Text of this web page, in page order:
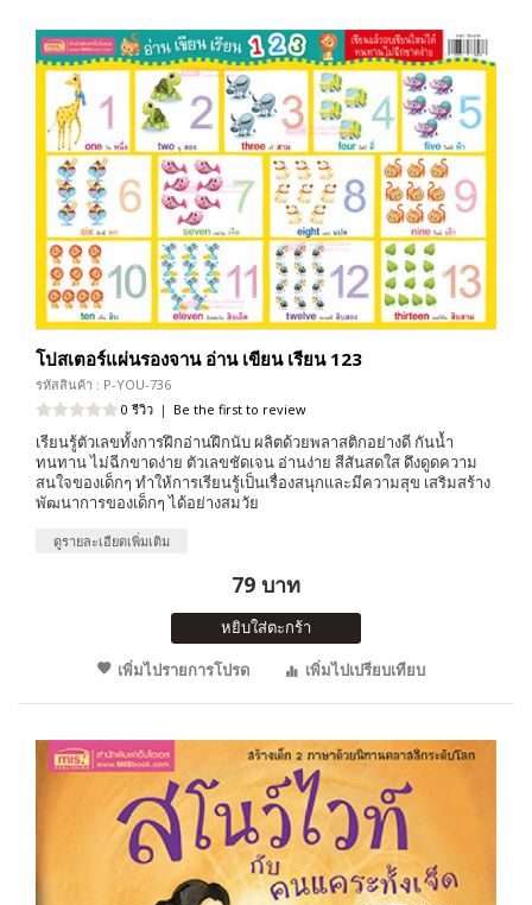
โปสเตอร์แผ่นรองจาน อ่าน เขียน เรียน 123
รหัสสินค้า : P-YOU-736
0 รีวิว | Be the first to review
เรียนรู้ตัวเลขทั้งการฝึกอ่านฝึกนับ ผลิตด้วยพลาสติกอย่างดี กันน้ำ
ทนทาน ไม่ฉีกขาดง่าย ตัวเลขชัดเจน อ่านง่าย สีสันสดใส ดึงดูดความ
สนใจของเด็กๆ ทำให้การเรียนรู้เป็นเรื่องสนุกและมีความสุข เสริมสร้าง
พัฒนาการของเด็กๆ ได้อย่างสมวัย
ดูรายละเอียดเพิ่มเติม
79 บาท
หยิบใส่ตะกร้า
เพิ่มไปรายการโปรด
เพิ่มไปเปรียบเทียบ